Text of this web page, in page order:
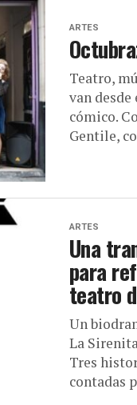
ARTES
Teatro,
van
cómico.
Gentile,
ARTES
Una
para
teatro
Un
La
Tres
contadas